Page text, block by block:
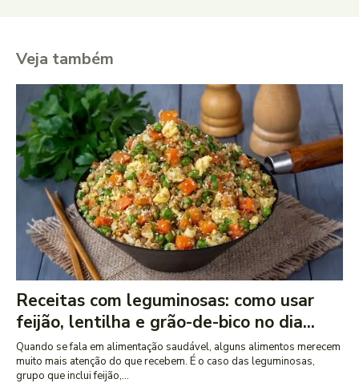
Veja também
Receitas com leguminosas: como usar
feijão, lentilha e grão-de-bico no dia...
Quando se fala em alimentação saudável, alguns alimentos merecem
muito mais atenção do que recebem. É o caso das leguminosas,
grupo que inclui feijão,...